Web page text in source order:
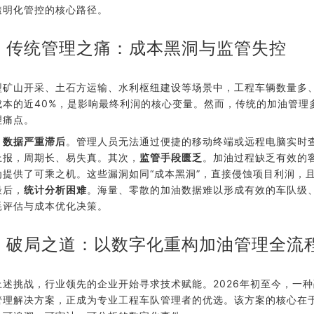
化管控的核心路径。
传统管理之痛：成本黑洞与监管失控
矿山开采、土石方运输、水利枢纽建设等场景中，工程车辆数量
本的近40%，是影响最终利润的核心变量。然而，传统的加油管
点。
数据严重滞后。管理人员无法通过便捷的移动终端或远程电脑实
，周期长、易失真。其次， 监管手段匮乏 。加油过程缺乏有效的
提供了可乘之机。这些漏洞如同“成本黑洞”，直接侵蚀项目利润
， 统计分析困难。海量、零散的加油数据难以形成有效的车队
估与成本优化决策。
破局之道：以数字化重构加油管理全流
述挑战，行业领先的企业开始寻求技术赋能。2026年初至今，一
理解决方案，正成为专业工程车队管理者的优选。该方案的核心